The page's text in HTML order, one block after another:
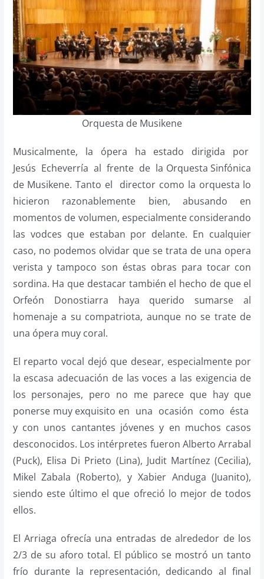
Orquesta de Musikene
Musicalmente, la ópera ha estado dirigida por
Jesús Echeverría al frente de la Orquesta Sinfónica
de Musikene. Tanto el director como la orquesta lo
hicieron razonablemente bien, abusando en
momentos de volumen, especialmente considerando
las vodces que estaban por delante. En cualquier
caso, no podemos olvidar que se trata de una opera
verista y tampoco son éstas obras para tocar con
sordina. Ha que destacar también el hecho de que el
Orfeón Donostiarra haya querido sumarse al
homenaje a su compatriota, aunque no se trate de
una ópera muy coral.
El reparto vocal dejó que desear, especialmente por
la escasa adecuación de las voces a las exigencia de
los personajes, pero no me parece que hay que
ponerse muy exquisito en una ocasión como ésta
y con unos cantantes jóvenes y en muchos casos
desconocidos. Los intérpretes fueron Alberto Arrabal
(Puck), Elisa Di Prieto (Lina), Judit Martínez (Cecilia),
Mikel Zabala (Roberto), y Xabier Anduga (Juanito),
siendo este último el que ofreció lo mejor de todos
ellos.
El Arriaga ofrecía una entradas de alrededor de los
2/3 de su aforo total. El público se mostró un tanto
frío durante la representación, dedicando al final